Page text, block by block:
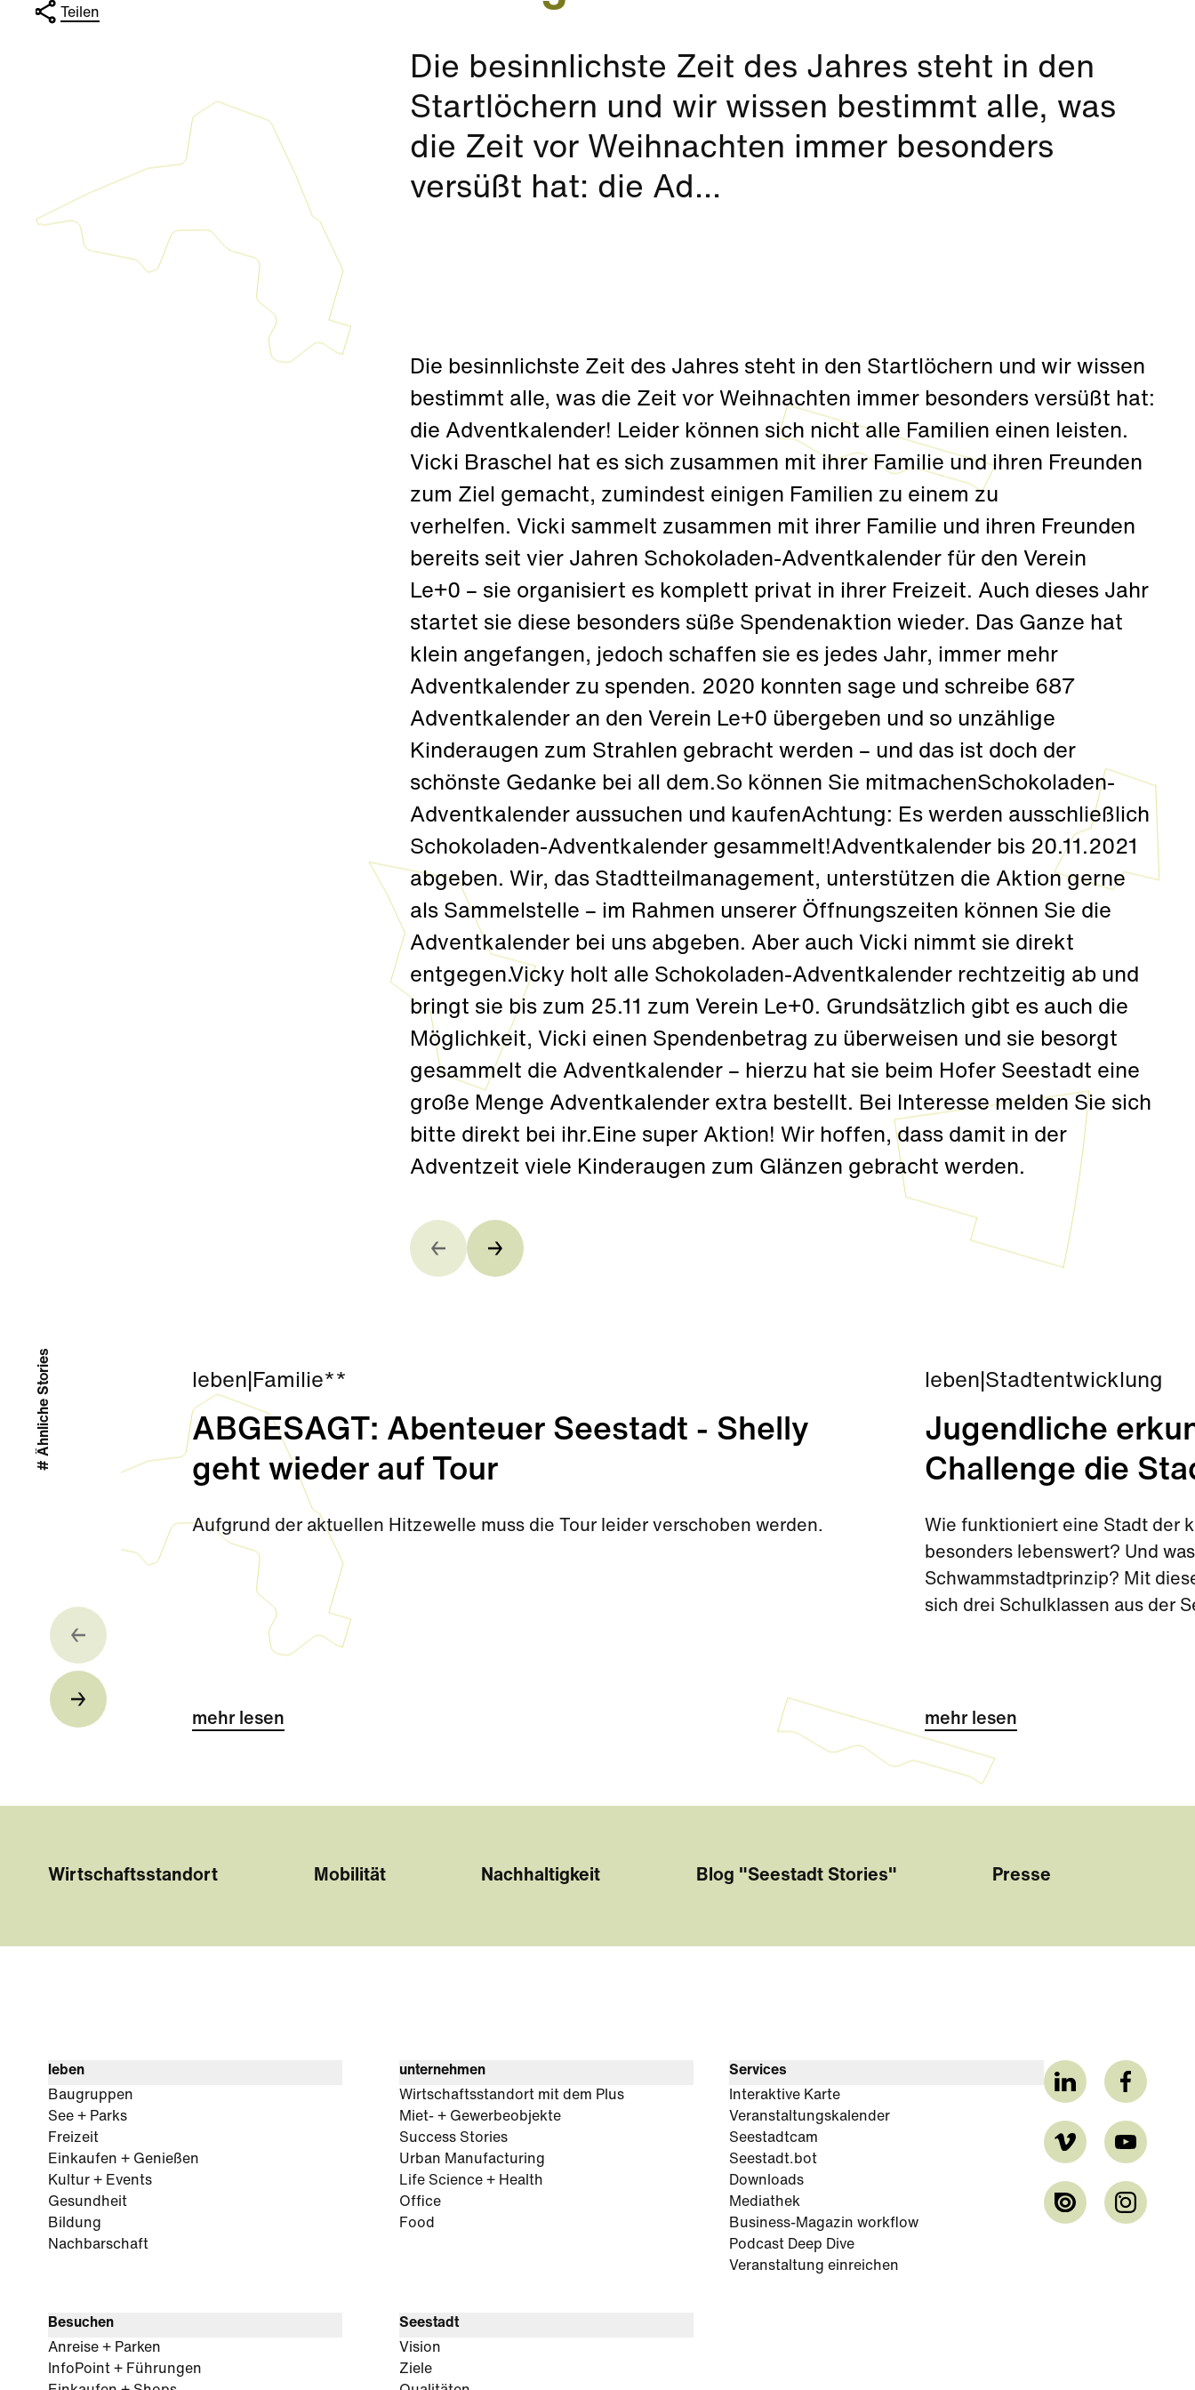
Teilen
Die besinnlichste Zeit des Jahres steht in den
Startlöchern und wir wissen bestimmt alle, was
die Zeit vor Weihnachten immer besonders
versüßt hat: die Ad...
Die besinnlichste Zeit des Jahres steht in den Startlöchern und wir wissen
bestimmt alle, was die Zeit vor Weihnachten immer besonders versüßt hat:
die Adventkalender! Leider können sich nicht alle Familien einen leisten.
Vicki Braschel hat es sich zusammen mit ihrer Familie und ihren Freunden
zum Ziel gemacht, zumindest einigen Familien zu einem zu
verhelfen. Vicki sammelt zusammen mit ihrer Familie und ihren Freunden
bereits seit vier Jahren Schokoladen-Adventkalender für den Verein
Le+0 – sie organisiert es komplett privat in ihrer Freizeit. Auch dieses Jahr
startet sie diese besonders süße Spendenaktion wieder. Das Ganze hat
klein angefangen, jedoch schaffen sie es jedes Jahr, immer mehr
Adventkalender zu spenden. 2020 konnten sage und schreibe 687
Adventkalender an den Verein Le+0 übergeben und so unzählige
Kinderaugen zum Strahlen gebracht werden – und das ist doch der
schönste Gedanke bei all dem.So können Sie mitmachenSchokoladen-
Adventkalender aussuchen und kaufenAchtung: Es werden ausschließlich
Schokoladen-Adventkalender gesammelt!Adventkalender bis 20.11.2021
abgeben. Wir, das Stadtteilmanagement, unterstützen die Aktion gerne
als Sammelstelle – im Rahmen unserer Öffnungszeiten können Sie die
Adventkalender bei uns abgeben. Aber auch Vicki nimmt sie direkt
entgegen.Vicky holt alle Schokoladen-Adventkalender rechtzeitig ab und
bringt sie bis zum 25.11 zum Verein Le+0. Grundsätzlich gibt es auch die
Möglichkeit, Vicki einen Spendenbetrag zu überweisen und sie besorgt
gesammelt die Adventkalender – hierzu hat sie beim Hofer Seestadt eine
große Menge Adventkalender extra bestellt. Bei Interesse melden Sie sich
bitte direkt bei ihr.Eine super Aktion! Wir hoffen, dass damit in der
Adventzeit viele Kinderaugen zum Glänzen gebracht werden.
leben Familie**
ABGESAGT: Abenteuer Seestadt - Shelly
geht wieder auf Tour
Aufgrund der aktuellen Hitzewelle muss die Tour leider verschoben werden.
mehr lesen
leben Stadtentwicklung
Jugendliche
Challenge die
Wie funktioniert eine Stadt der
besonders lebenswert? Und
Schwammstadtprinzip? Mit
sich drei Schulklassen aus der
mehr lesen
# Ähnliche Stories
Wirtschaftsstandort Mobilität Nachhaltigkeit Blog "Seestadt Stories" Presse
leben
Baugruppen
See + Parks
Freizeit
Einkaufen + Genießen
Kultur + Events
Gesundheit
Bildung
Nachbarschaft
unternehmen
Wirtschaftsstandort mit dem Plus
Miet- + Gewerbeobjekte
Success Stories
Urban Manufacturing
Life Science + Health
Office
Food
Besuchen
Anreise + Parken
InfoPoint + Führungen
Seestadt
Vision
Ziele
Services
Interaktive Karte
Veranstaltungskalender
Seestadtcam
Seestadt.bot
Downloads
Mediathek
Business-Magazin workflow
Podcast Deep Dive
Veranstaltung einreichen